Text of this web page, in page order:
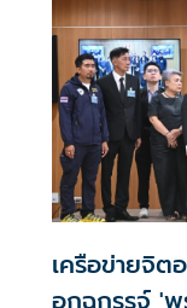
เครือข่ายจิต